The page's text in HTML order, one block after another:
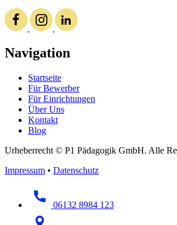
Navigation
Startseite
Für Bewerber
Für Einrichtungen
Über Uns
Kontakt
Blog
Urheberrecht © P1 Pädagogik GmbH. Alle
Impressum • Datenschutz
06132 8984 123